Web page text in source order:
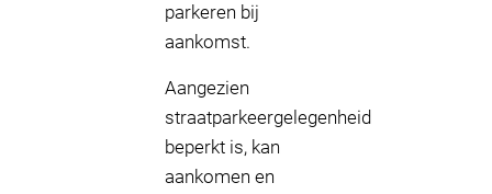
parkeren bij
aankomst.
Aangezien
straatparkeergelegenheid
beperkt is, kan
aankomen en